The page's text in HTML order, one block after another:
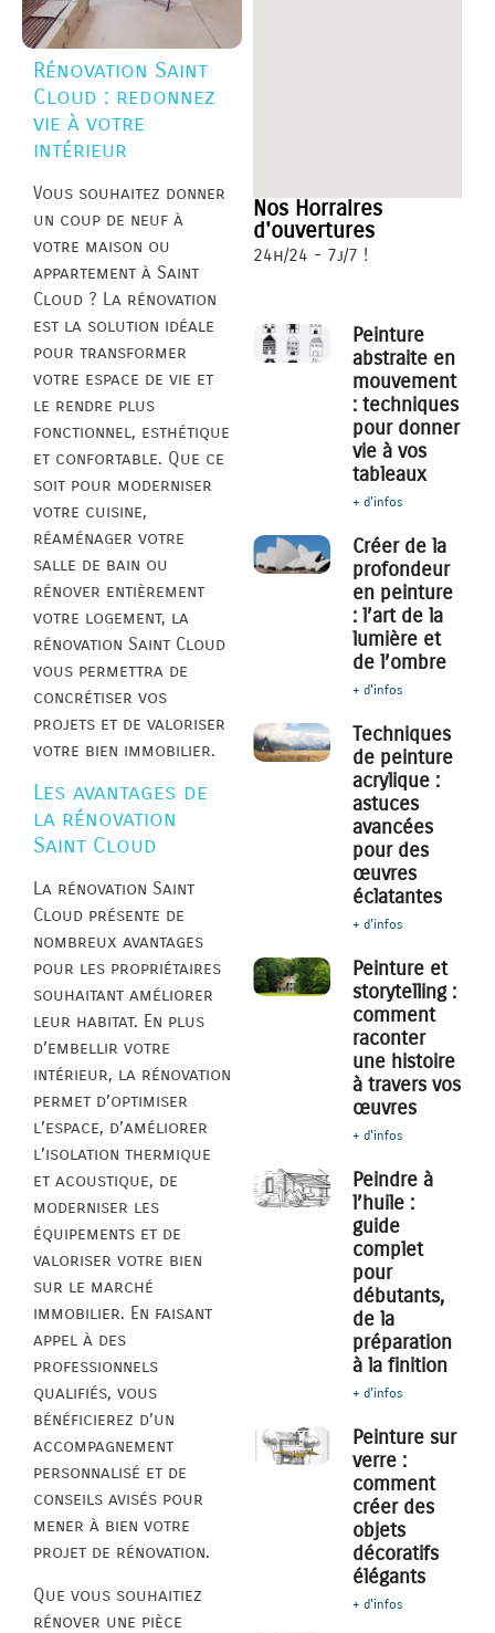
Rénovation Saint
Cloud : redonnez
vie à votre
intérieur
Vous souhaitez donner
un coup de neuf à
votre maison ou
appartement à Saint
Cloud ? La rénovation
est la solution idéale
pour transformer
votre espace de vie et
le rendre plus
fonctionnel, esthétique
et confortable. Que ce
soit pour moderniser
votre cuisine,
réaménager votre
salle de bain ou
rénover entièrement
votre logement, la
rénovation Saint Cloud
vous permettra de
concrétiser vos
projets et de valoriser
votre bien immobilier.
Les avantages de
la rénovation
Saint Cloud
La rénovation Saint
Cloud présente de
nombreux avantages
pour les propriétaires
souhaitant améliorer
leur habitat. En plus
d’embellir votre
intérieur, la rénovation
permet d’optimiser
l’espace, d’améliorer
l’isolation thermique
et acoustique, de
moderniser les
équipements et de
valoriser votre bien
sur le marché
immobilier. En faisant
appel à des
professionnels
qualifiés, vous
bénéficierez d’un
accompagnement
personnalisé et de
conseils avisés pour
mener à bien votre
projet de rénovation.
Que vous souhaitiez
rénover une pièce
Nos Horraires
d'ouvertures
24h/24 - 7j/7 !
Peinture
abstraite en
mouvement
: techniques
pour donner
vie à vos
tableaux
+ d'infos
Créer de la
profondeur
en peinture
: l’art de la
lumière et
de l’ombre
+ d'infos
Techniques
de peinture
acrylique :
astuces
avancées
pour des
œuvres
éclatantes
+ d'infos
Peinture et
storytelling :
comment
raconter
une histoire
à travers vos
œuvres
+ d'infos
Peindre à
l’huile :
guide
complet
pour
débutants,
de la
préparation
à la finition
+ d'infos
Peinture sur
verre :
comment
créer des
objets
décoratifs
élégants
+ d'infos